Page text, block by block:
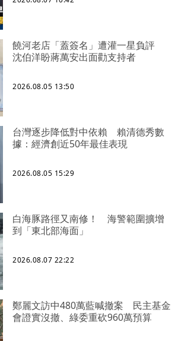
饒河老店「蓋簽名」遭灌一星負評
沈伯洋盼蔣萬安出面勸支持者
2026.08.05 13:50
台灣逐步降低對中依賴 賴清德秀數
據：經濟創近50年最佳表現
2026.08.05 15:29
白海豚路徑又南修！ 海警範圍擴增
到「東北部海面」
2026.08.07 22:22
鄭麗文訪中480萬藍喊撤案 民主基金
會證實沒撤、綠委重砍960萬預算